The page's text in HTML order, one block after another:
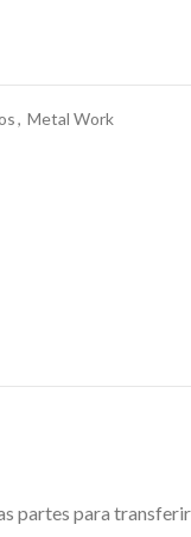
, Metal Work
partes para